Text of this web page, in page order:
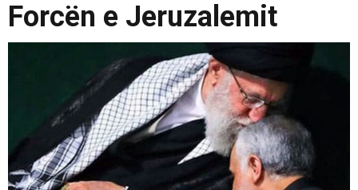
Forcën e Jeruzalemit